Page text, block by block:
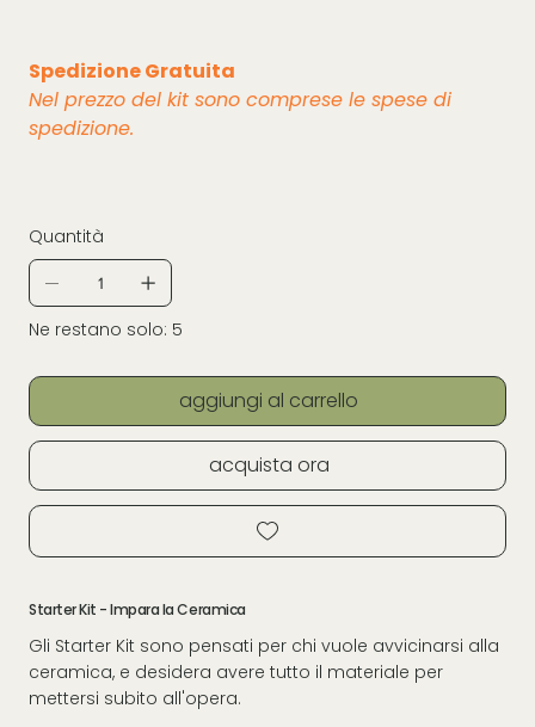
Spedizione Gratuita
Nel prezzo del kit sono comprese le spese di
spedizione.
Quantità
Ne restano solo: 5
aggiungi al carrello
acquista ora
Starter Kit - Impara la Ceramica
Gli Starter Kit sono pensati per chi vuole avvicinarsi alla
ceramica, e desidera avere tutto il materiale per
mettersi subito all'opera.